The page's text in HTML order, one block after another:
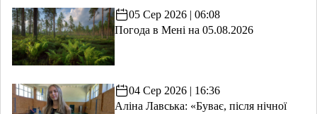
05 Сер 2026 | 06:08
Погода в Мені на 05.08.2026
04 Сер 2026 | 16:36
Аліна Лавська: «Буває, після нічної